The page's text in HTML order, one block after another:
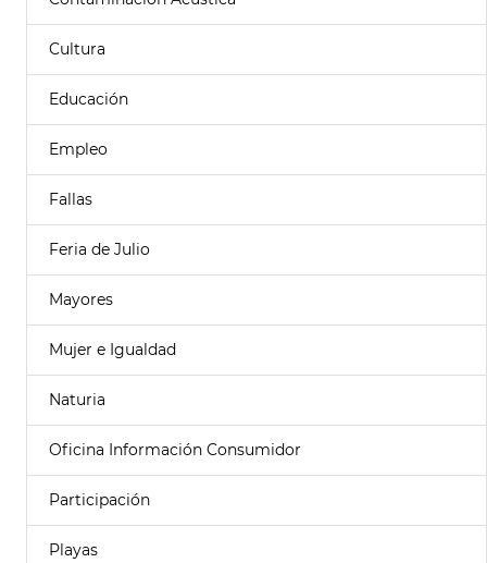
Cultura
Educación
Empleo
Fallas
Feria de Julio
Mayores
Mujer e Igualdad
Naturia
Oficina Información Consumidor
Participación
Playas